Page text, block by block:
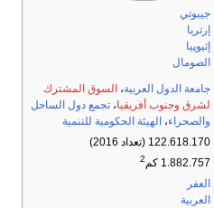
جيبوتي
إرتريا
إثيوپيا
الصومال
جامعة الدول العربية، السوق المشترك
لشرق وجنوب أفريقيا، تجمع دول الساحل
والصحراء، الهيئة الحكومية للتنمية
122.618.170 (تعداد 2016)
1.882.757 كم 2
العفر
العربية